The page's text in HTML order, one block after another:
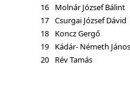
16
Molnár József Bálint
17 Csurgai József Dávid
18
Koncz Gergő
19
Kádár- Németh János
20
Rév Tamás